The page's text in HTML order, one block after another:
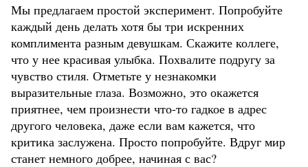
Мы предлагаем простой эксперимент. Попробуйте
каждый день делать хотя бы три искренних
комплимента разным девушкам. Скажите коллеге,
что у нее красивая улыбка. Похвалите подругу за
чувство стиля. Отметьте у незнакомки
выразительные глаза. Возможно, это окажется
приятнее, чем произнести что-то гадкое в адрес
другого человека, даже если вам кажется, что
критика заслужена. Просто попробуйте. Вдруг мир
станет немного добрее, начиная с вас?